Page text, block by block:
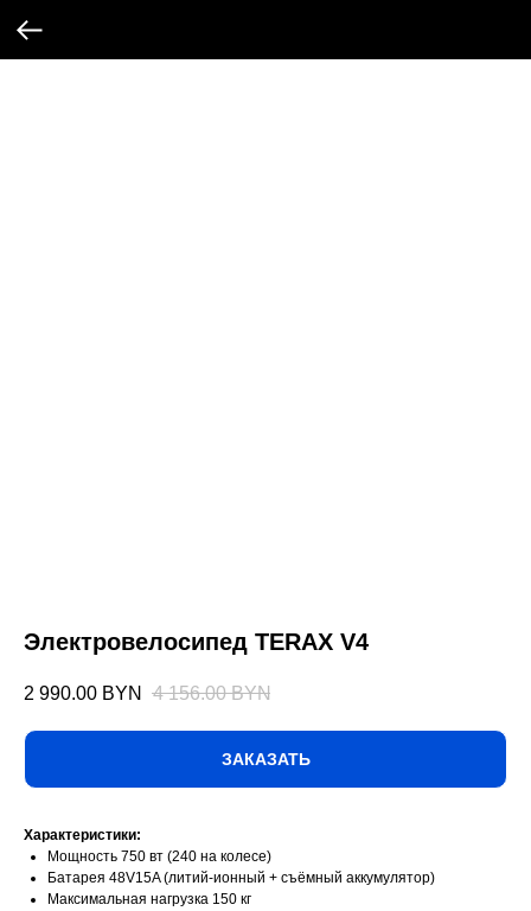
Электровелосипед TERAX V4
2 990.00 BYN 4 156.00 BYN
ЗАКАЗАТЬ
Характеристики:
Мощность 750 вт (240 на колесе)
Батарея 48V15A (литий-ионный + съёмный аккумулятор)
Максимальная нагрузка 150 кг